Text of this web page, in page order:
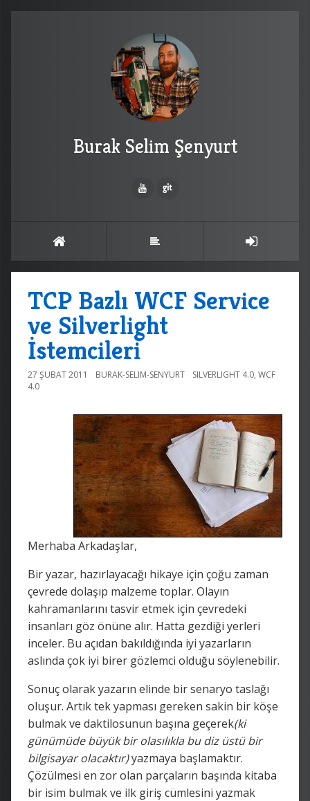
Burak Selim Şenyurt
TCP Bazlı WCF Service
ve Silverlight
İstemcileri
27 ŞUBAT 2011 BURAK-SELIM-SENYURT SILVERLIGHT 4.0, WCF
4.0
Merhaba Arkadaşlar,
Bir yazar, hazırlayacağı hikaye için çoğu zaman
çevrede dolaşıp malzeme toplar. Olayın
kahramanlarını tasvir etmek için çevredeki
insanları göz önüne alır. Hatta gezdiği yerleri
inceler. Bu açıdan bakıldığında iyi yazarların
aslında çok iyi birer gözlemci olduğu söylenebilir.
Sonuç olarak yazarın elinde bir senaryo taslağı
oluşur. Artık tek yapması gereken sakin bir köşe
bulmak ve daktilosunun başına geçerek(ki
günümüde büyük bir olasılıkla bu diz üstü bir
bilgisayar olacaktır)yazmaya başlamaktır.
Çözülmesi en zor olan parçaların başında kitaba
bir isim bulmak ve ilk giriş cümlesini yazmak